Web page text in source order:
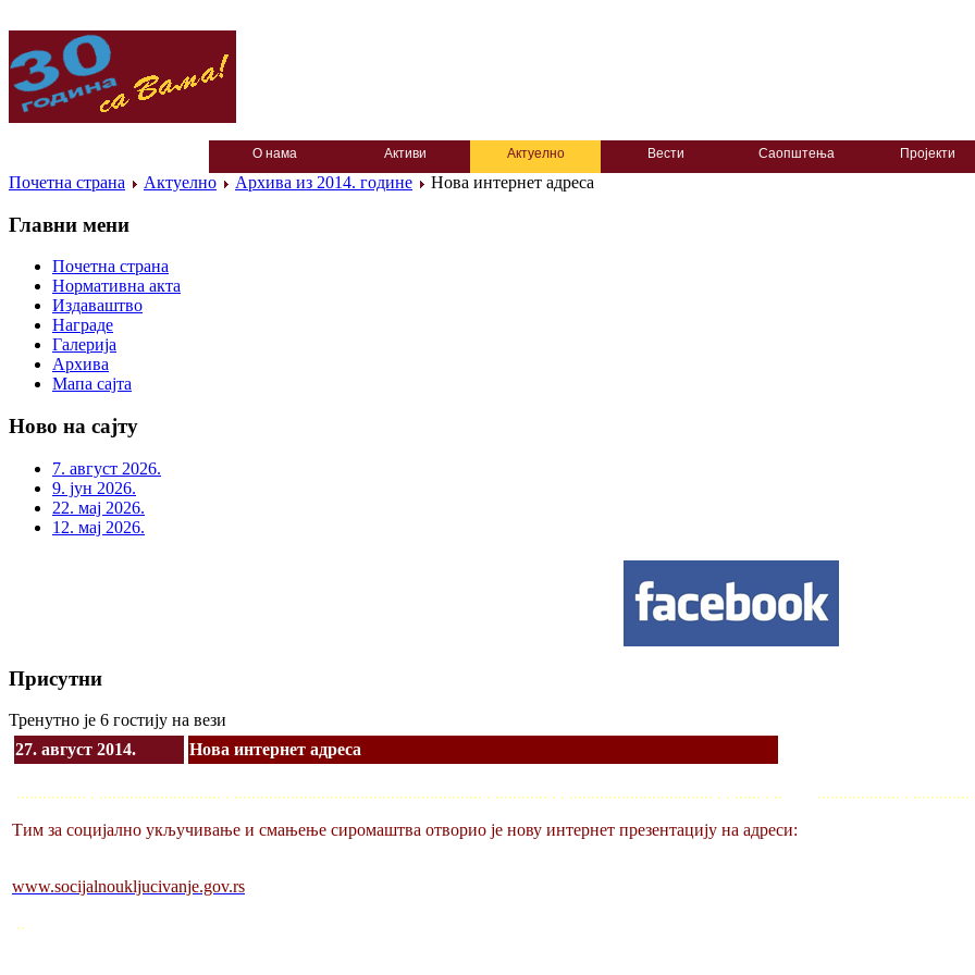
О нама Активи Актуелно Вести Саопштења Пројекти
Почетна страна Актуелно Архива из 2014. године Нова интернет адреса
Главни мени
Почетна страна
Нормативна акта
Издаваштво
Награде
Галерија
Архива
Мапа сајта
Ново на сајту
7. август 2026.
9. јун 2026.
22. мај 2026.
12. мај 2026.
Присутни
Тренутно је 6 гостију на вези
27. август 2014.
Нова интернет адреса
................ . ............................ . ......................................................... . ............ . . ................................. . . ...... . .. ................... . .............
Тим за социјално укључивање и смањење сиромаштва отворио је нову интернет презентацију на адреси:
www.socijalnoukljucivanje.gov.rs
..